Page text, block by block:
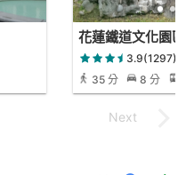
花蓮鐵道文化園區
3.9(1297)
35 分
8 分